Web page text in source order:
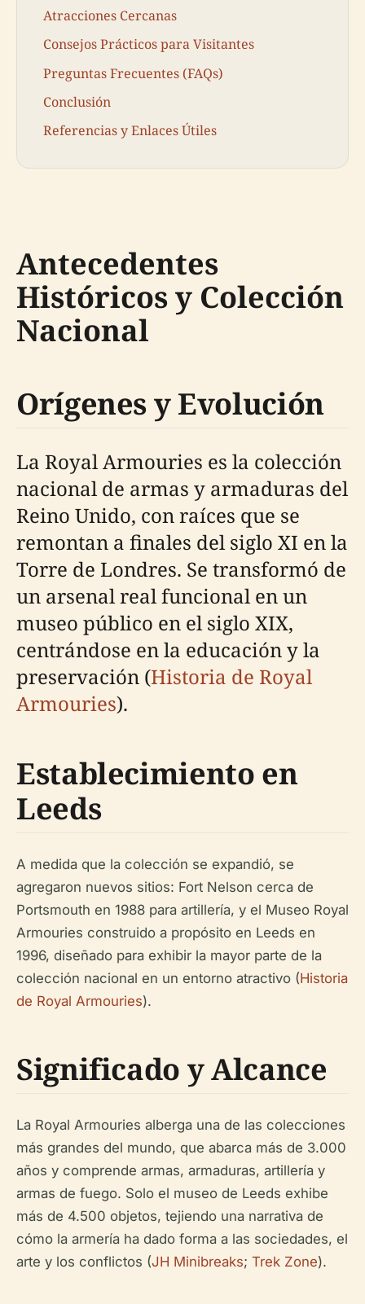
Atracciones Cercanas
Consejos Prácticos para Visitantes
Preguntas Frecuentes (FAQs)
Conclusión
Referencias y Enlaces Útiles
Antecedentes
Históricos y Colección
Nacional
Orígenes y Evolución
La Royal Armouries es la colección
nacional de armas y armaduras del
Reino Unido, con raíces que se
remontan a finales del siglo XI en la
Torre de Londres. Se transformó de
un arsenal real funcional en un
museo público en el siglo XIX,
centrándose en la educación y la
preservación (Historia de Royal
Armouries).
Establecimiento en
Leeds
A medida que la colección se expandió, se
agregaron nuevos sitios: Fort Nelson cerca de
Portsmouth en 1988 para artillería, y el Museo Royal
Armouries construido a propósito en Leeds en
1996, diseñado para exhibir la mayor parte de la
colección nacional en un entorno atractivo (Historia
de Royal Armouries).
Significado y Alcance
La Royal Armouries alberga una de las colecciones
más grandes del mundo, que abarca más de 3.000
años y comprende armas, armaduras, artillería y
armas de fuego. Solo el museo de Leeds exhibe
más de 4.500 objetos, tejiendo una narrativa de
cómo la armería ha dado forma a las sociedades, el
arte y los conflictos (JH Minibreaks; Trek Zone).